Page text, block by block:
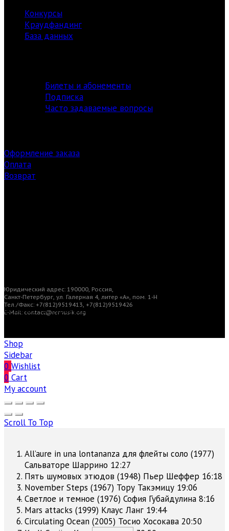
Конкурсы
Краудфандинг
База данных
Билеты и абонементы
Подписка
Часто задаваемые вопросы
Оформление заказа
Оплата
Возврат
Юридический адрес: 190000, Россия,
Санкт-Петербург, ул. Галерная 4, литер «А», пом. 1-Н
Тел./Факс: +7(812)9519413, +7(812)9519426
E-Mail: contact@remusik.org
© Санкт-Петербургский центр современной
Shop
Sidebar
0 Wishlist
0 Cart
My account
Scroll To Top
All’aure in una lontananza для флейты соло (1977)
Сальваторе Шаррино 12:27
Пять шумовых этюдов (1948) Пьер Шеффер 16:18
November Steps (1967) Тору Такэмицу 19:06
Светлое и темное (1976) София Губайдулина 8:16
Mars attacks (1999) Клаус Ланг 19:44
Circulating Ocean (2005) Тосио Хосокава 20:50